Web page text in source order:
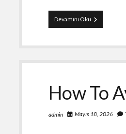
Devamını Oku Kaban
Kumasi
Su
Ozelligi
How To
admin Mayıs 18, 2026